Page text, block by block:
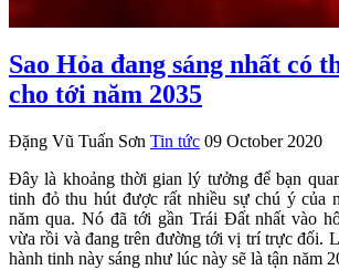
Sao Hỏa đang sáng nhất có
cho tới năm 2035
Đặng Vũ Tuấn Sơn Tin tức 09 October 2020
Đây là khoảng thời gian lý tưởng để bạn
tinh đỏ thu hút được rất nhiều sự chú ý của
năm qua. Nó đã tới gần Trái Đất nhất vào
vừa rồi và đang trên đường tới vị trí trực đối.
hành tinh này sáng như lúc này sẽ là tận năm